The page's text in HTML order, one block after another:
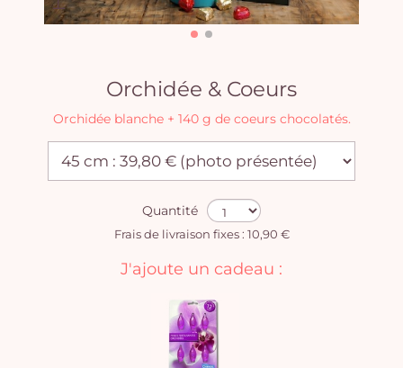
Orchidée & Coeurs
Orchidée blanche + 140 g de coeurs chocolatés.
Quantité
Frais de livraison fixes : 10,90 €
J'ajoute un cadeau :